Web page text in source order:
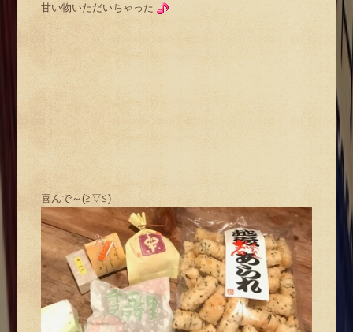
甘い物いただいちゃった
喜んで～(≧▽≦)